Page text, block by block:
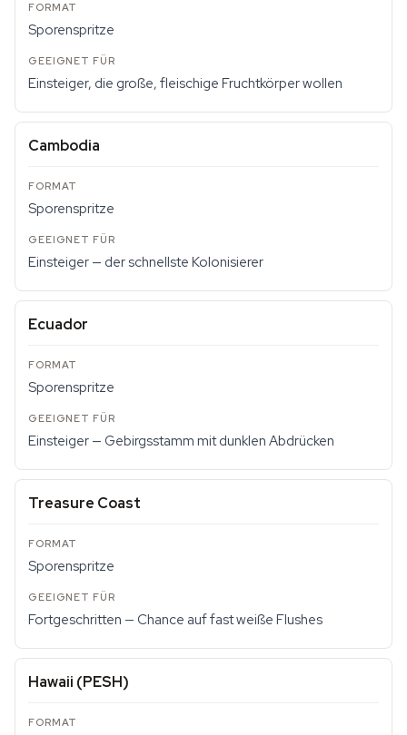
Sporenspritze
Einsteiger, die große, fleischige Fruchtkörper wollen
Cambodia
Sporenspritze
Einsteiger — der schnellste Kolonisierer
Ecuador
Sporenspritze
Einsteiger — Gebirgsstamm mit dunklen Abdrücken
Treasure Coast
Sporenspritze
Fortgeschritten — Chance auf fast weiße Flushes
Hawaii (PESH)